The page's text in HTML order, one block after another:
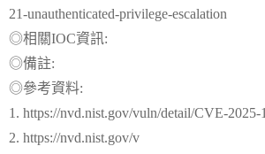
21-unauthenticated-privilege-escalation
◎相關IOC資訊:
◎備註:
◎參考資料:
1. https://nvd.nist.gov/vuln/detail/CVE-2025-
2. https://nvd.nist.gov/v